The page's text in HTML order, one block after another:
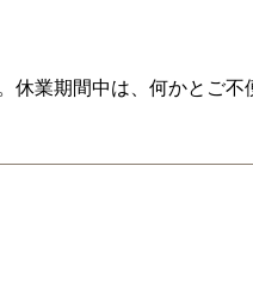
休業期間中は、何かとご不